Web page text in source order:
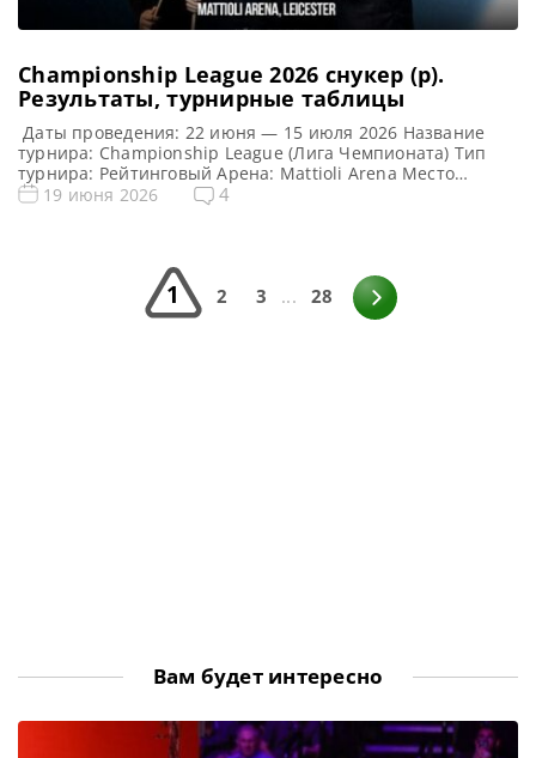
Championship League 2026 снукер (р).
Результаты, турнирные таблицы
Даты проведения: 22 июня — 15 июля 2026 Название
турнира: Championship League (Лига Чемпионата) Тип
турнира: Рейтинговый Арена: Mattioli Arena Место
проведения (населенный пункт, город, страна): Лестер,
формат Championship League Турнир разделен на три
этапа, при этом […]
19 июня 2026 4
1 2 3 ... 28
Вам будет интересно